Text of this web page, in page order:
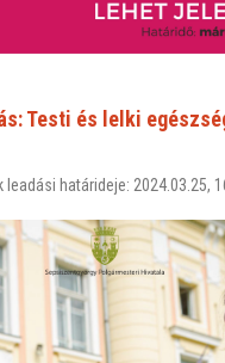
Testi és lelki
határideje: 2024.03.25,